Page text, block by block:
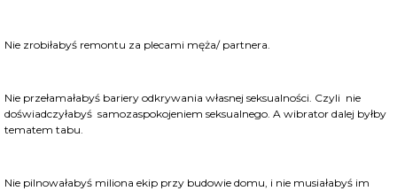
Nie zrobiłabyś remontu za plecami męża/ partnera.
Nie przełamałabyś bariery odkrywania własnej seksualności. Czyli nie
doświadczyłabyś samozaspokojeniem seksualnego. A wibrator dalej byłby
tematem tabu.
Nie pilnowałabyś miliona ekip przy budowie domu, i nie musiałabyś im